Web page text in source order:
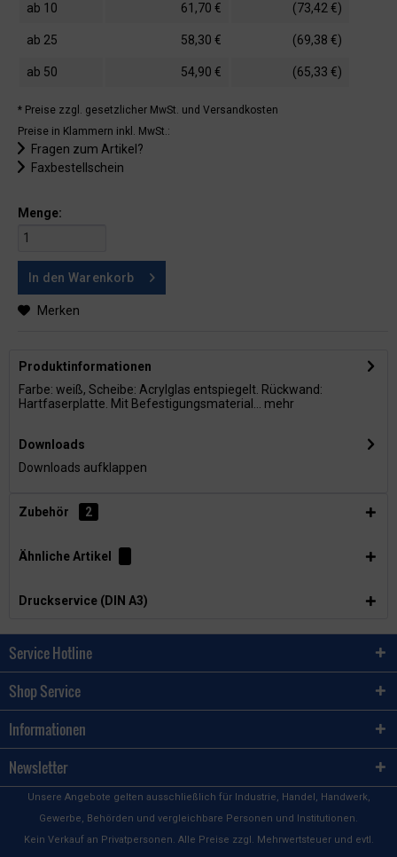
ab 10 61,70 € (73,42 €)
ab 25 58,30 € (69,38 €)
ab 50 54,90 € (65,33 €)
* Preise zzgl. gesetzlicher MwSt. und Versandkosten
Preise in Klammern inkl. MwSt.:
Fragen zum Artikel?
Faxbestellschein
Menge:
In den Warenkorb
Merken
Produktinformationen
Farbe: weiß, Scheibe: Acrylglas entspiegelt. Rückwand:
Hartfaserplatte. Mit Befestigungsmaterial...
mehr
Downloads
Downloads aufklappen
Zubehör 2
Ähnliche Artikel
Druckservice (DIN A3)
Service Hotline
Shop Service
Informationen
Newsletter
Unsere Angebote gelten ausschließlich für Industrie, Handel, Handwerk,
Gewerbe, Behörden und vergleichbare Personen und Institutionen.
Kein Verkauf an Privatpersonen. Alle Preise zzgl. Mehrwertsteuer und evtl.